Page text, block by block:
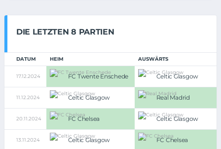
DIE LETZTEN 8 PARTIEN
DATUM HEIM AUSWÄRTS
17.12.2024 FC Twente Enschede Celtic Glasgow
11.12.2024 Celtic Glasgow Real Madrid
20.11.2024 FC Chelsea Celtic Glasgow
13.11.2024 Celtic Glasgow FC Chelsea